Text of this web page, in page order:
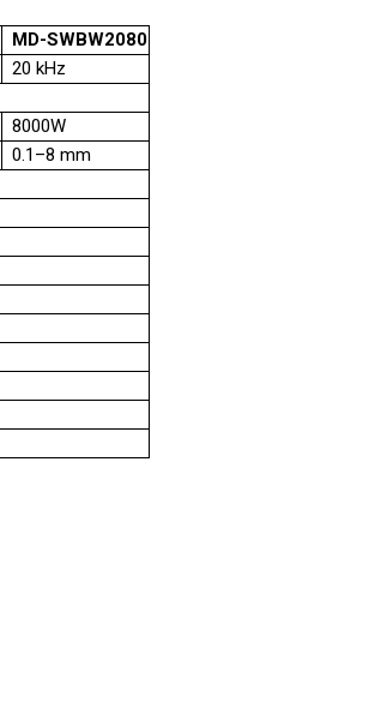
MD-SWBW2080
20 kHz
8000W
0.1–8 mm